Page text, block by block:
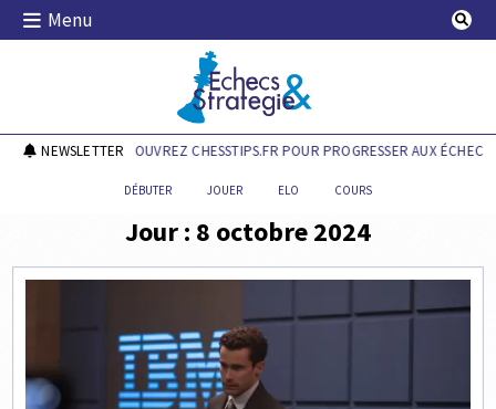
Skip
Menu
Echecs & Stratégie
NEWSLETTERDÉCOUVREZ CHESSTIPS.FR POUR PROGRESSER AUX ÉCHECS !
DÉBUTER JOUER ELO COURS
Jour : 8 octobre 2024